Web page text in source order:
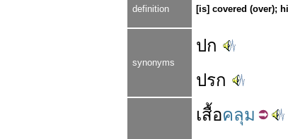
definition [is] covered (over);
synonyms
ปก
ปรก
เสื้อคลุม